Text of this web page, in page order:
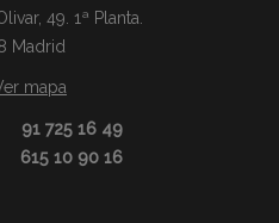
49. 1ª Planta.
Madrid
mapa
91 725 16 49
615 10 90 16